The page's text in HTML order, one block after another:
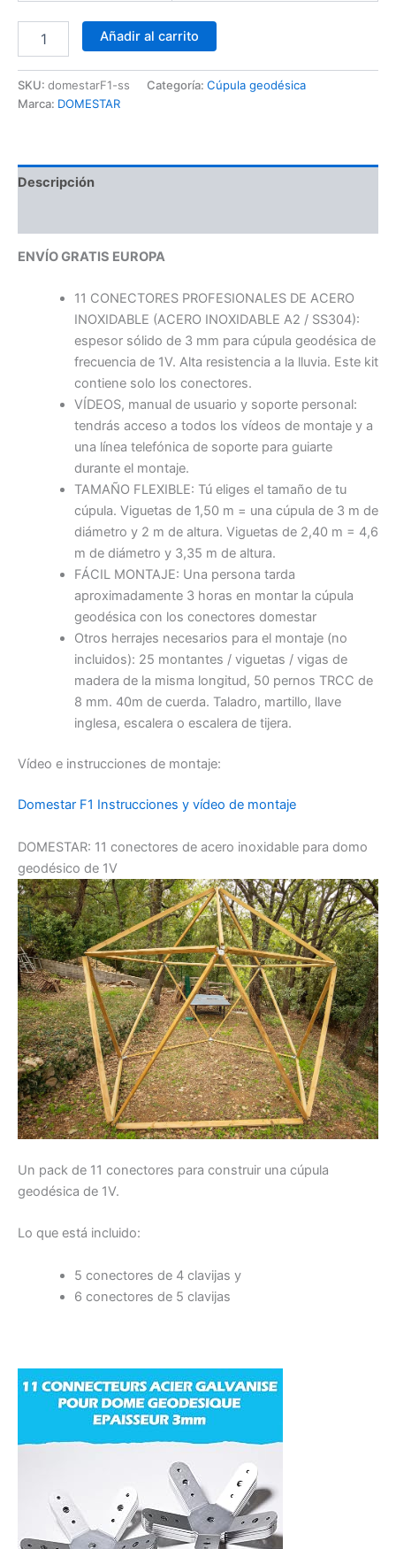
Geodésico
1V
ACERO
11
conectores
de
inoxidable
Añadir al carrito
SKU: domestarF1-ss Categoría: Cúpula geodésica
Marca: DOMESTAR
Descripción
ENVÍO GRATIS EUROPA
11 CONECTORES PROFESIONALES DE ACERO
INOXIDABLE (ACERO INOXIDABLE A2 / SS304):
espesor sólido de 3 mm para cúpula geodésica de
frecuencia de 1V. Alta resistencia a la lluvia. Este kit
contiene solo los conectores.
VÍDEOS, manual de usuario y soporte personal:
tendrás acceso a todos los vídeos de montaje y a
una línea telefónica de soporte para guiarte
durante el montaje.
TAMAÑO FLEXIBLE: Tú eliges el tamaño de tu
cúpula. Viguetas de 1,50 m = una cúpula de 3 m de
diámetro y 2 m de altura. Viguetas de 2,40 m = 4,6
m de diámetro y 3,35 m de altura.
FÁCIL MONTAJE: Una persona tarda
aproximadamente 3 horas en montar la cúpula
geodésica con los conectores domestar
Otros herrajes necesarios para el montaje (no
incluidos): 25 montantes / viguetas / vigas de
madera de la misma longitud, 50 pernos TRCC de
8 mm. 40m de cuerda. Taladro, martillo, llave
inglesa, escalera o escalera de tijera.
Vídeo e instrucciones de montaje:
Domestar F1 Instrucciones y vídeo de montaje
DOMESTAR: 11 conectores de acero inoxidable para domo
geodésico de 1V
Un pack de 11 conectores para construir una cúpula
geodésica de 1V.
Lo que está incluido:
5 conectores de 4 clavijas y
6 conectores de 5 clavijas